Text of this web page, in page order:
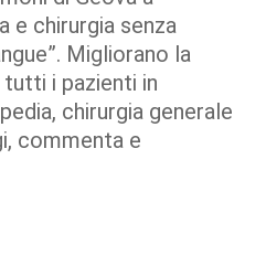
e chirurgia senza
Migliorano la
i pazienti in
chirurgia generale
commenta e